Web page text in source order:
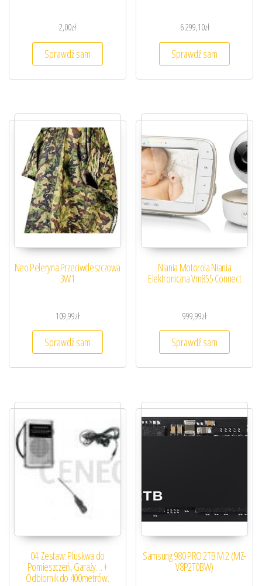
2,00zł
Sprawdź sam
6 299,10zł
Sprawdź sam
Neo Peleryna Przeciwdeszczowa
3W1
109,99zł
Sprawdź sam
Niania Motorola Niania
Elektroniczna Vm855 Connect
999,99zł
Sprawdź sam
04. Zestaw: Pluskwa do
Pomieszczeń, Garaży… +
Odbiornik do 400metrów.
Samsung 980 PRO 2TB M.2 (MZ-
V8P2T0BW)